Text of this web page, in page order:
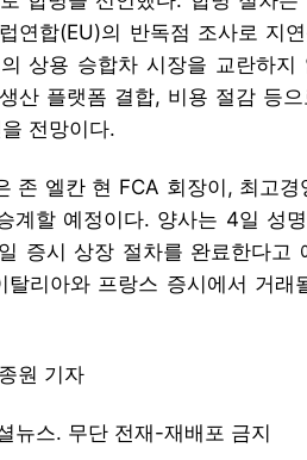
연합(EU)의 반독점 조사로 지
상용 승합차 시장을 교란하지
산 플랫폼 결합, 비용 절감 등
전망이다.
존 엘칸 현 FCA 회장이, 최고
계할 예정이다. 양사는 4일 성
증시 상장 절차를 완료한다고
탈리아와 프랑스 증시에서 거래
원 기자
뉴스. 무단 전재-재배포 금지